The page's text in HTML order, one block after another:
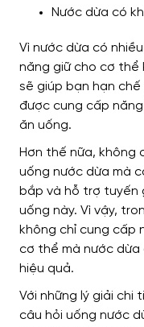
Nước dừa có
Vì nước dừa có
năng giữ cho cơ thể
sẽ giúp bạn hạn
được cung cấp
ăn uống.
Hơn thế nữa, không
uống nước dừa mà
bắp và hỗ trợ
uống này. Vì vậy,
không chỉ cung cấp
cơ thể mà nước
hiệu quả.
Với những lý giải chi
câu hỏi uống nước